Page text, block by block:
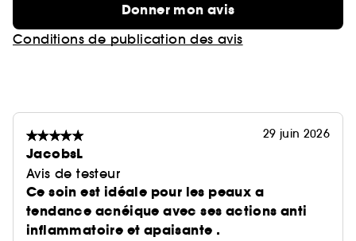
Donner mon avis
Conditions de publication des avis
29 juin 2026
JacobsL
Avis de testeur
Ce soin est idéale pour les peaux a
tendance acnéique avec ses actions anti
inflammatoire et apaisante .